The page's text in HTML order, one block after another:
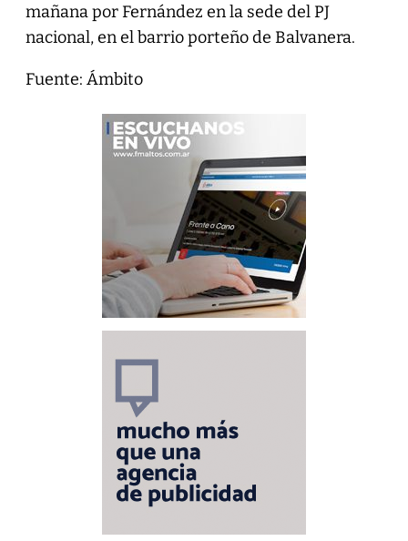
mañana por Fernández en la sede del PJ
nacional, en el barrio porteño de Balvanera.
Fuente: Ámbito